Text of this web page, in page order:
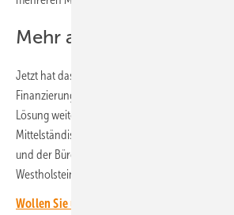
Mehr als 700 Anlagen
Jetzt hat das Unternehmen von Investoren in
Finanzierungsrunde knapp eine Million Euro
Lösung weiter in den Markt zu bringen. Das
Mittelständischen Beteiligungsgesellschaft
und der Bürgschaftsbank Schleswig-Holstein
Westholstein.
Wollen Sie über die Energiewende auf dem